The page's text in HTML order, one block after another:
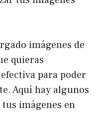
imágenes de
quieras
para poder
Aquí hay algunos
imágenes en